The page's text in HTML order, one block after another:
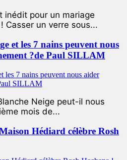
inédit pour un mariage
Casser un verre sous...
et les 7 nains peuvent nous
?de Paul SILLAM
Neige peut-il nous
mois de...
Hédiard célèbre Rosh